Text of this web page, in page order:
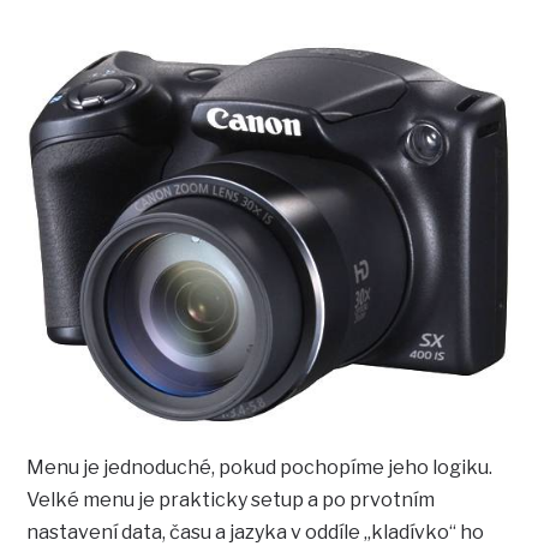
Menu je jednoduché, pokud pochopíme jeho logiku.
Velké menu je prakticky setup a po prvotním
nastavení data, času a jazyka v oddíle „kladívko“ ho